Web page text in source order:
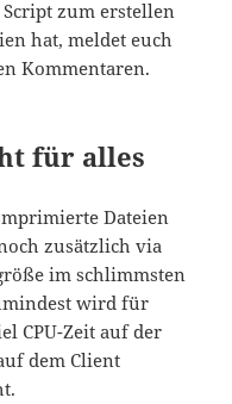
zum erstellen
hat, meldet euch
Kommentaren.
für alles
Dateien
zusätzlich via
im schlimmsten
wird für
CPU-Zeit auf der
dem Client